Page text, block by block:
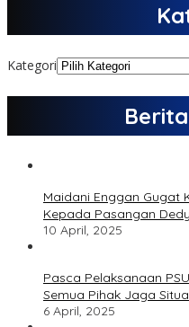
Kategori
Maidani Enggan Gugat
Kepada Pasangan
10 April, 2025
Pasca Pelaksanaan
Semua Pihak Jaga
6 April, 2025